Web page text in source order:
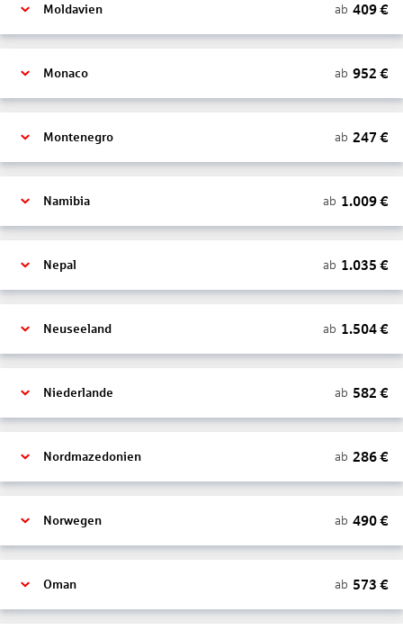
Moldavien ab 409€
Monaco ab 952 €
Montenegro ab 247 €
Namibia ab 1.009€
Nepal ab 1.035 €
Neuseeland ab 1.504€
Niederlande ab 582 €
Nordmazedonien ab 286€
Norwegen ab 490€
Oman ab 573 €